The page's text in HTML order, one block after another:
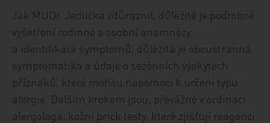
Jak MUDr. Jedlička zdůraznil, důležité je podrobné
vyšetření rodinné a osobní anamnézy
a identifikace symptomů, důležitá je oboustranná
symptomatika a údaje o sezónních výskytech
příznaků, které mohou napomoci k určení typu
alergie. Dalším krokem jsou, převážně v ordinaci
alergologa, kožní prick testy, které zjišťují reagenci